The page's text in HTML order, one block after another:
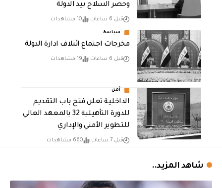
وحصر السلاح بيد الدولة
قبل 6 ساعات 10 مشاهدات
سياسة
مخرجات اجتماع ائتلاف ادارة الدولة
قبل 6 ساعات 19 مشاهدات
أمن
الداخلية تعلن فتح باب التقديم
للدورة التأهيلية 32 بالمعهد العالي
للتطوير الأمني والإداري
قبل 7 ساعات 660 مشاهدات
شاهد المزيد..